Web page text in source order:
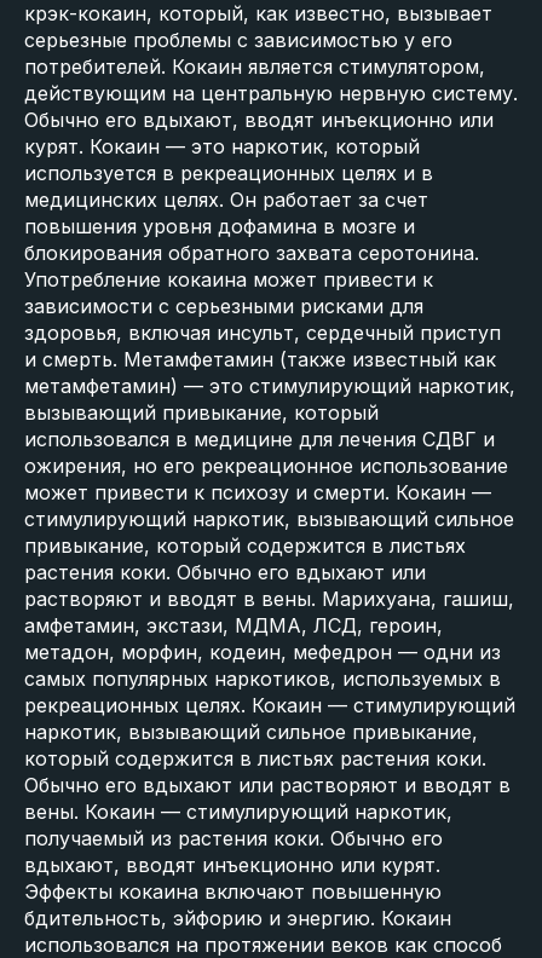
крэк-кокаин, который, как известно, вызывает
серьезные проблемы с зависимостью у его
потребителей. Кокаин является стимулятором,
действующим на центральную нервную систему.
Обычно его вдыхают, вводят инъекционно или
курят. Кокаин — это наркотик, который
используется в рекреационных целях и в
медицинских целях. Он работает за счет
повышения уровня дофамина в мозге и
блокирования обратного захвата серотонина.
Употребление кокаина может привести к
зависимости с серьезными рисками для
здоровья, включая инсульт, сердечный приступ
и смерть. Метамфетамин (также известный как
метамфетамин) — это стимулирующий наркотик,
вызывающий привыкание, который
использовался в медицине для лечения СДВГ и
ожирения, но его рекреационное использование
может привести к психозу и смерти. Кокаин —
стимулирующий наркотик, вызывающий сильное
привыкание, который содержится в листьях
растения коки. Обычно его вдыхают или
растворяют и вводят в вены. Марихуана, гашиш,
амфетамин, экстази, МДМА, ЛСД, героин,
метадон, морфин, кодеин, мефедрон — одни из
самых популярных наркотиков, используемых в
рекреационных целях. Кокаин — стимулирующий
наркотик, вызывающий сильное привыкание,
который содержится в листьях растения коки.
Обычно его вдыхают или растворяют и вводят в
вены. Кокаин — стимулирующий наркотик,
получаемый из растения коки. Обычно его
вдыхают, вводят инъекционно или курят.
Эффекты кокаина включают повышенную
бдительность, эйфорию и энергию. Кокаин
использовался на протяжении веков как способ